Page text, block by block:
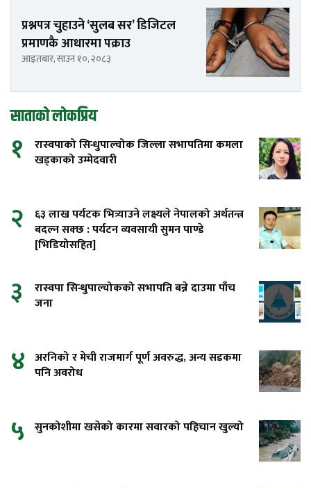
प्रश्नपत्र चुहाउने ‘सुलब सर’ डिजिटल
प्रमाणकै आधारमा पक्राउ
आइतबार, साउन १०, २०८३
साताको लोकप्रिय
१
रास्वपाको सिन्धुपाल्चोक जिल्ला सभापतिमा कमला
खड्काको उम्मेदवारी
२
६३ लाख पर्यटक भित्र्याउने लक्ष्यले नेपालको अर्थतन्त्र
बदल्न सक्छ : पर्यटन व्यवसायी सुमन पाण्डे
[भिडियोसहित]
३
रास्वपा सिन्धुपाल्चोकको सभापति बन्ने दाउमा पाँच
जना
४ अरनिको र मेची राजमार्ग पूर्ण अवरुद्ध, अन्य सडकमा
पनि अवरोध
५ सुनकोशीमा खसेको कारमा सवारको पहिचान खुल्यो